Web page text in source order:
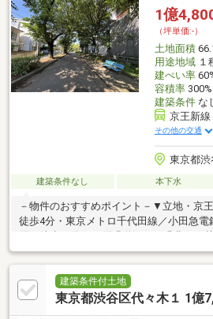
☆―――――・・・ ―☆― ・・・
1億
（坪単価:-）
土地面積
用途地域１
建ぺい率
容積率300%
建築条件な
京王新線
その他の交通
東京都渋
建築条件なし 本下水
－物件のおすすめポイント－▼立地・京
徒歩4分・東京メトロ千代田線／小田急電
特徴・土地面積66.12平米(約20坪)・建築
ません・古家解体後、更地にてお引渡し
境・渋谷区立西原小学校 徒歩5分(約
により160％に制限されます※本物件は2区
建築条件付土地
東京都渋谷区代々木１ 1億